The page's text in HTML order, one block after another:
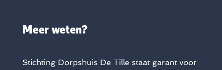
Meer weten?
Stichting Dorpshuis De Tille staat garant voor